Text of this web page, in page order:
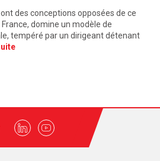
ont des conceptions opposées de ce
domine un modèle de
tempéré par un dirigeant détenant
LinkedinYoutube